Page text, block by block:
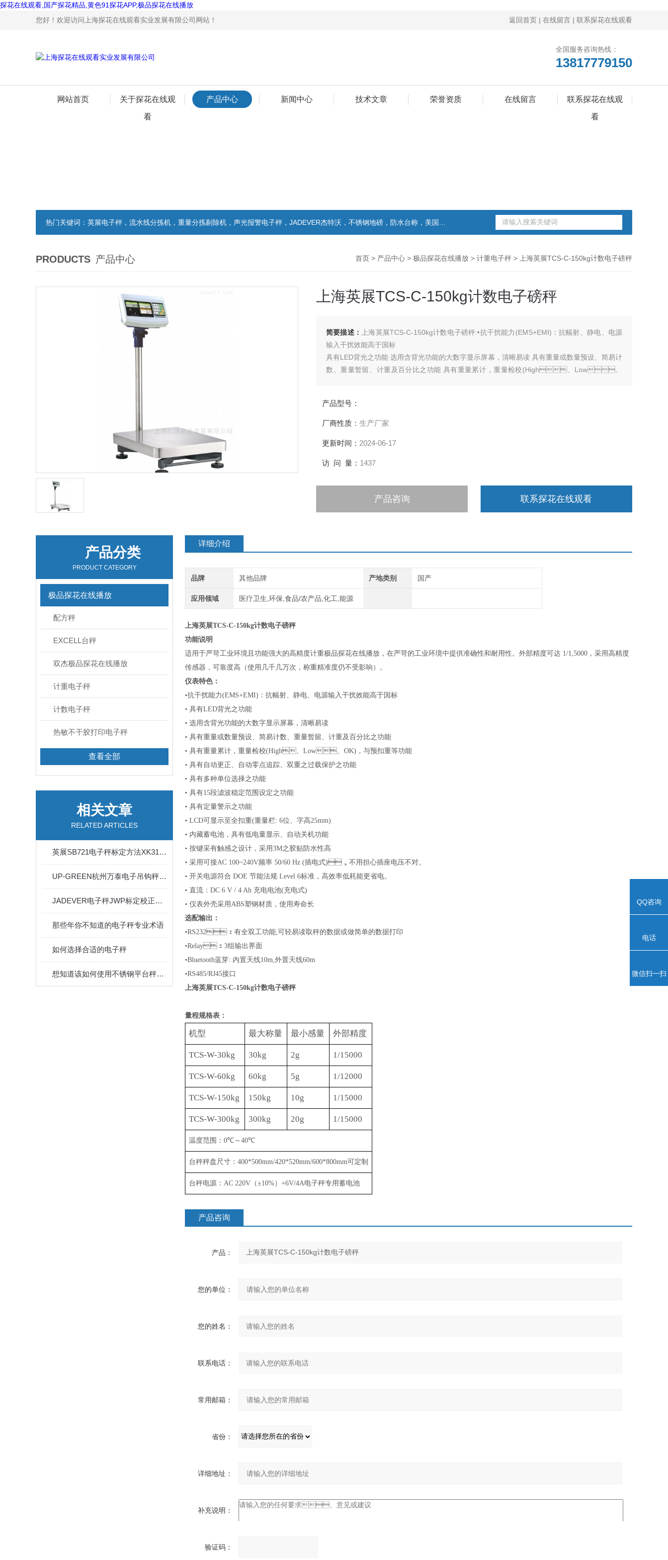
探花在线观看,国产探花精品,黄色91探花APP,极品探花在线播放
您好！欢迎访问上海探花在线观看实业发展有限公司网站！
返回首页 | 在线留言 | 联系探花在线观看
全国服务咨询热线：
13817779150
网站首页 关于探花在线观
看
产品中心 新闻中心 技术文章 荣誉资质 在线留言 联系探花在线观
看
热门关键词： 英展电子秤，流水线分拣机，重量分拣剔除机，声光报警电子秤，JADEVER杰特沃，不锈钢地磅，防水台称，美国双杰天平，报警电子称
PRODUCTS 产品中心 首页 > 产品中心 > 极品探花在线播放 > 计重电子秤 > 上海英展TCS-C-150kg计数电子磅秤
上海英展TCS-C-150kg计数电子磅秤
简要描述：
上海英展TCS-C-150kg计数电子磅秤:•抗干扰能力(EMS+EMI)：抗幅射、静电、电源
输入干扰效能高于国标
具有LED背光之功能 选用含背光功能的大数字显示屏幕，清晰易读 具有重量或数量预设、简易计
数、重量暂留、计重及百分比之功能 具有重量累计，重量检校(High、Low、
产品型号：
厂商性质： 生产厂家
更新时间： 2024-06-17
访 问 量： 1437
产品咨询 联系探花在线观看
产品分类
PRODUCT CATEGORY
极品探花在线播放
配方秤
EXCELL台秤
双杰极品探花在线播放
计重电子秤
计数电子秤
热敏不干胶打印电子秤
查看全部
相关文章
RELATED ARTICLES
英展SB721电子秤标定方法XK3150C校正说明书
UP-GREEN杭州万泰电子吊钩秤标定方法
JADEVER电子秤JWP标定校正方法
那些年你不知道的电子秤专业术语
如何选择合适的电子秤
想知道该如何使用不锈钢平台秤就不要错过本篇
详细介绍
品牌 其他品牌 产地类别 国产
应用领域 医疗卫生,环保,食品/农产品,化工,能源
上海英展TCS-C-150kg计数电子磅秤
功能说明
适用于严苛工业环境且功能强大的高精度计重极品探花在线播放，在严苛的工业环境中提供准确性和耐用性。外部精度可达 1/1,5000，采用高精度
传感器，可靠度高（使用几千几万次，称重精准度仍不受影响）。
仪表特色：
•抗干扰能力(EMS+EMI)：抗幅射、静电、电源输入干扰效能高于国标
• 具有LED背光之功能
• 选用含背光功能的大数字显示屏幕，清晰易读
• 具有重量或数量预设、简易计数、重量暂留、计重及百分比之功能
• 具有重量累计，重量检校(High、Low、OK)，与预扣重等功能
• 具有自动更正、自动零点追踪、双重之过载保护之功能
• 具有多种单位选择之功能
• 具有15段滤波稳定范围设定之功能
• 具有定量警示之功能
• LCD可显示至全扣重(重量栏: 6位、字高25mm)
• 内藏蓄电池，具有低电量显示、自动关机功能
• 按键采有触感之设计，采用3M之胶贴防水性高
• 采用可接AC 100~240V频率 50/60 Hz (插电式)，不用担心插座电压不对。
• 开关电源符合 DOE 节能法规 Level 6标准，高效率低耗能更省电。
• 直流： DC 6 V / 4 Ah 充电电池(充电式)
• 仪表外壳采用ABS塑钢材质，使用寿命长
选配输出：
•RS232：有全双工功能,可轻易读取秤的数据或做简单的数据打印
•Relay：3组输出界面
•Bluetooth蓝芽: 内置天线10m,外置天线60m
•RS485/RJ45接口
上海英展TCS-C-150kg计数电子磅秤
量程规格表：
机型 最大称量 最小感量 外部精度
TCS-W-30kg 30kg 2g 1/15000
TCS-W-60kg 60kg 5g 1/12000
TCS-W-150kg 150kg 10g 1/15000
TCS-W-300kg 300kg 20g 1/15000
温度范围： 0℃ ～ 40℃
台秤秤盘尺寸： 400*500mm/420*520mm/600*800mm可定制
台秤电源： AC 220V （±10%） +6V/4A电子秤专用蓄电池
产品咨询
产品：
您的单位：
您的姓名：
联系电话：
常用邮箱：
省份：
详细地址：
补充说明：
验证码：
QQ咨询
电话
微信扫一扫